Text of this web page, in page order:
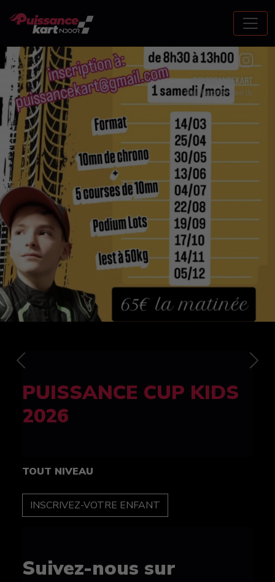
FELINE CUP 100%
féminine
TOUT NIVEAU
INSCRIPTION
Suivez-nous sur
Previous Next